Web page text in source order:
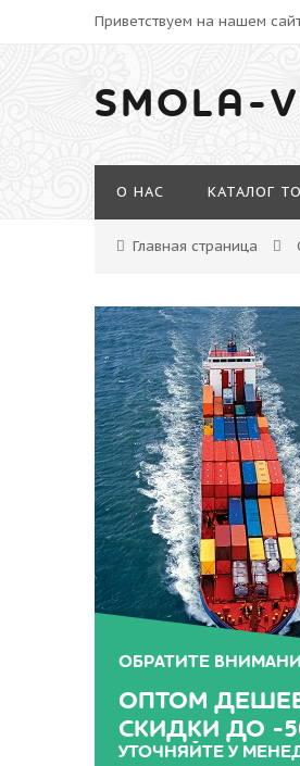
Приветствуем на нашем
SMOLA-
О НАС КАТАЛОГ
Главная страница
ОБРАТИТЕ
ОПТОМ
СКИДКИ ДО -
УТОЧНЯЙТЕ У